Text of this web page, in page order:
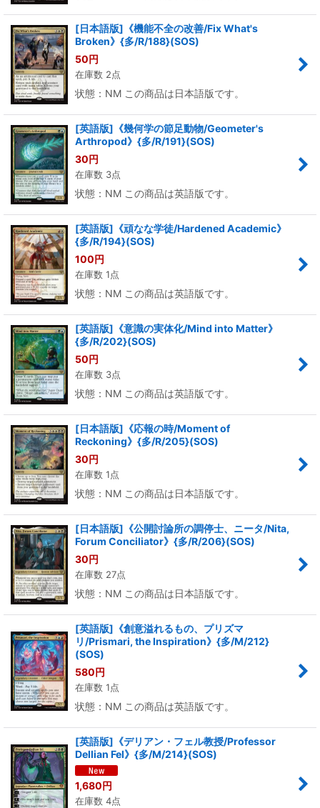
[日本語版]《機能不全の改善/Fix What's
Broken》{多/R/188}(SOS)
50円
在庫数 2点
状態：NM この商品は日本語版です。
[英語版]《幾何学の節足動物/Geometer's
Arthropod》{多/R/191}(SOS)
30円
在庫数 3点
状態：NM この商品は英語版です。
[英語版]《頑なな学徒/Hardened Academic》
{多/R/194}(SOS)
100円
在庫数 1点
状態：NM この商品は英語版です。
[英語版]《意識の実体化/Mind into Matter》
{多/R/202}(SOS)
50円
在庫数 3点
状態：NM この商品は英語版です。
[日本語版]《応報の時/Moment of
Reckoning》{多/R/205}(SOS)
30円
在庫数 1点
状態：NM この商品は日本語版です。
[日本語版]《公開討論所の調停士、ニータ/Nita,
Forum Conciliator》{多/R/206}(SOS)
30円
在庫数 27点
状態：NM この商品は日本語版です。
[英語版]《創意溢れるもの、プリズマ
リ/Prismari, the Inspiration》{多/M/212}
(SOS)
580円
在庫数 1点
状態：NM この商品は英語版です。
[英語版]《デリアン・フェル教授/Professor
Dellian Fel》{多/M/214}(SOS)
1,680円
在庫数 4点